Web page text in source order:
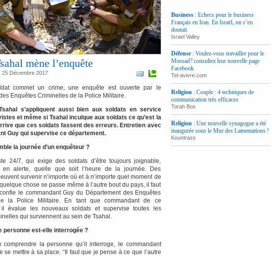
mène l’enquête
25 Décembre 2017
commet un crime, une enquête est ouverte par le
Enquêtes Criminelles de la Police Militaire.
s’appliquent aussi bien aux soldats en service
et même si Tsahal inculque aux soldats ce qu’est la
que ces soldats fassent des erreurs. Entretien avec
Guy qui supervise ce département.
la journée d’un enquêteur ?
24/7, qui exige des soldats d’être toujours joignable,
en alerte, quelle que soit l’heure de la journée. Des
survenir n’importe où et à n’importe quel moment de
chose se passe même à l’autre bout du pays, il faut
le commandant Guy du Département des Enquêtes
la Police Militaire. En tant que commandant de ce
il évalue les nouveaux soldats et supervise toutes les
qui surviennent au sein de Tsahal.
personne est-elle interrogée ?
comprendre la personne qu’il interroge, le commandant
se mettre à sa place. “Il faut que je pense à ce que l’autre
Business: Echecs pour le business
Français en Iran. En Israël, on s’en
doutait.
Israel Valley
Défense: Voulez-vous travailler pour le
Mossad? consultez leur nouvelle page
Facebook
Tel-avivre.com
Religion: Couple : 4 techniques de
communication très efficaces
Torah Box
Religion: Une nouvelle synagogue a été
inaugurée sous le Mur des Lamentations !
Kountrass